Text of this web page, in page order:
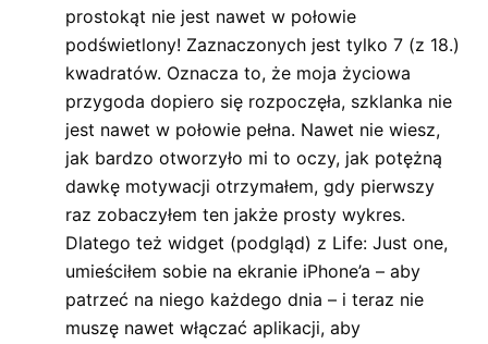
prostokąt nie jest nawet w połowie
podświetlony! Zaznaczonych jest tylko 7 (z 18.)
kwadratów. Oznacza to, że moja życiowa
przygoda dopiero się rozpoczęła, szklanka nie
jest nawet w połowie pełna. Nawet nie wiesz,
jak bardzo otworzyło mi to oczy, jak potężną
dawkę motywacji otrzymałem, gdy pierwszy
raz zobaczyłem ten jakże prosty wykres.
Dlatego też widget (podgląd) z Life: Just one,
umieściłem sobie na ekranie iPhone’a – aby
patrzeć na niego każdego dnia – i teraz nie
muszę nawet włączać aplikacji, aby